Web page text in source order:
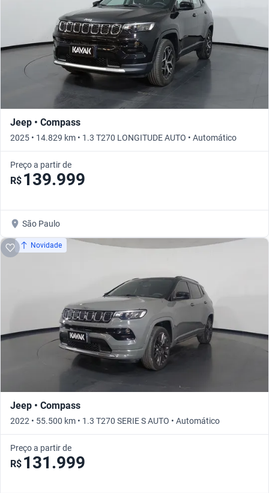
Jeep • Compass
2025 • 14.829 km • 1.3 T270 LONGITUDE AUTO • Automático
Preço a partir de
R$ 139.999
São Paulo
Novidade
Jeep • Compass
2022 • 55.500 km • 1.3 T270 SERIE S AUTO • Automático
Preço a partir de
R$ 131.999